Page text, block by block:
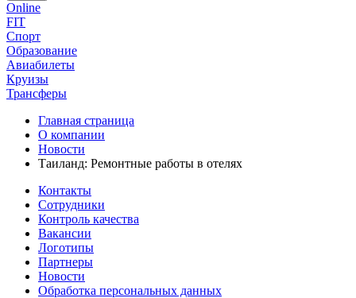
Online
FIT
Спорт
Образование
Авиабилеты
Круизы
Трансферы
Главная страница
О компании
Новости
Таиланд: Ремонтные работы в отелях
Контакты
Сотрудники
Контроль качества
Вакансии
Логотипы
Партнеры
Новости
Обработка персональных данных